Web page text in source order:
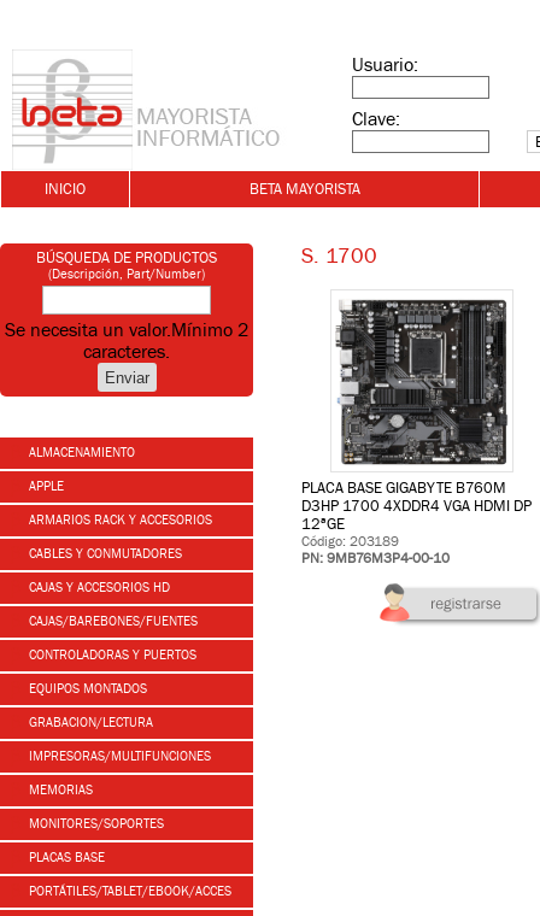
Usuario:
Clave:
INICIO BETA MAYORISTA
BÚSQUEDA DE PRODUCTOS
(Descripción, Part/Number)
Se necesita un valor.Mínimo 2
caracteres.
ALMACENAMIENTO
APPLE
ARMARIOS RACK Y ACCESORIOS
CABLES Y CONMUTADORES
CAJAS Y ACCESORIOS HD
CAJAS/BAREBONES/FUENTES
CONTROLADORAS Y PUERTOS
EQUIPOS MONTADOS
GRABACION/LECTURA
IMPRESORAS/MULTIFUNCIONES
MEMORIAS
MONITORES/SOPORTES
PLACAS BASE
PORTÁTILES/TABLET/EBOOK/ACCES
S. 1700
PLACA BASE GIGABYTE B760M
D3HP 1700 4XDDR4 VGA HDMI DP
12ªGE
Código: 203189
PN: 9MB76M3P4-00-10